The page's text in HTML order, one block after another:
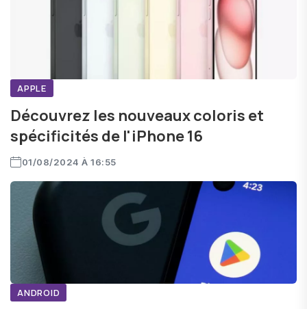
APPLE
Découvrez les nouveaux coloris et
spécificités de l'iPhone 16
01/08/2024 À 16:55
ANDROID